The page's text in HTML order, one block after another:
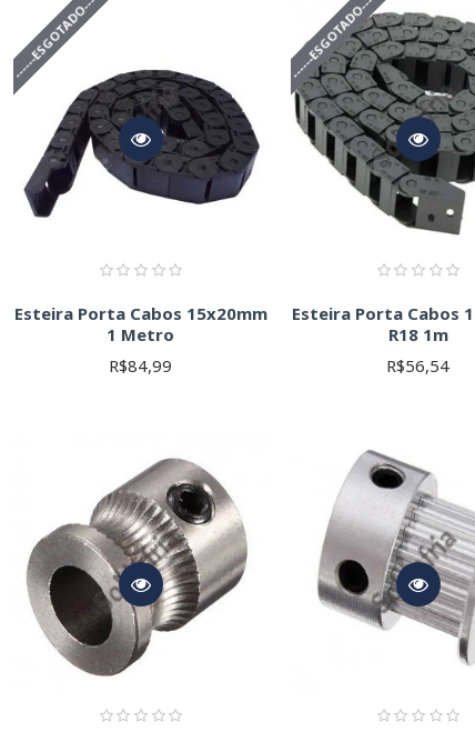
Com os componentes certos, você garante o melhor
------ESGOTADO------
Esteira Porta Cabos 15x20mm
1 Metro
R$84,99
------ESGOTADO------
Esteira Porta Cabos
R18 1m
R$56,54